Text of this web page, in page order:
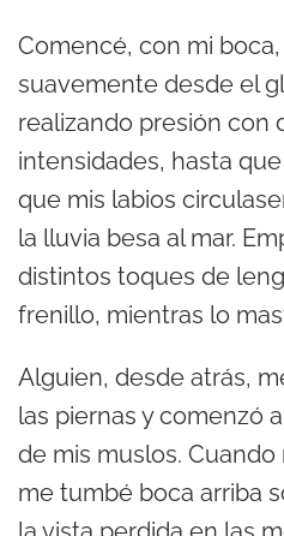
Comencé, con mi
suavemente desde el
realizando presión con
intensidades, hasta
que mis labios
la lluvia besa al mar.
distintos toques de
frenillo, mientras lo
Alguien, desde atrás,
las piernas y comenzó
de mis muslos.
me tumbé boca arriba